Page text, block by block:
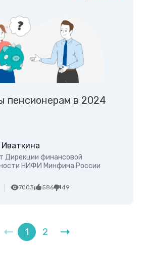
пенсионерам в 2024
Дирекции финансовой
НИФИ Минфина России
7003 586 49
1 2